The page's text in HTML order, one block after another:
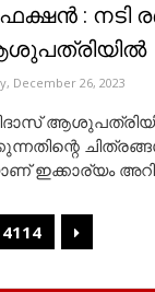
: നടി
December 26, 2023
ഇക്കാര്യം
4114